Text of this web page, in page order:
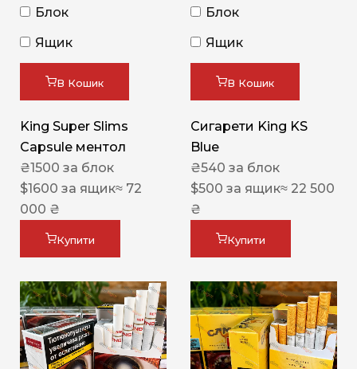
Блок
Ящик
В Кошик
King Super Slims
Capsule ментол
₴1500 за блок
$1600 за ящик≈ 72
000 ₴
Купити
Блок
Ящик
В Кошик
Сигарети King KS
Blue
₴540 за блок
$500 за ящик≈ 22 500
₴
Купити